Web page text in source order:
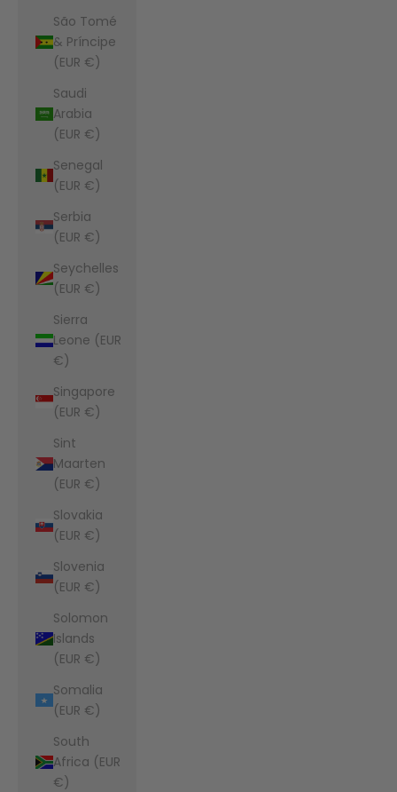
São Tomé
& Príncipe
(EUR €)
Saudi
Arabia
(EUR €)
Senegal
(EUR €)
Serbia
(EUR €)
Seychelles
(EUR €)
Sierra
Leone (EUR
€)
Singapore
(EUR €)
Sint
Maarten
(EUR €)
Slovakia
(EUR €)
Slovenia
(EUR €)
Solomon
Islands
(EUR €)
Somalia
(EUR €)
South
Africa (EUR
€)